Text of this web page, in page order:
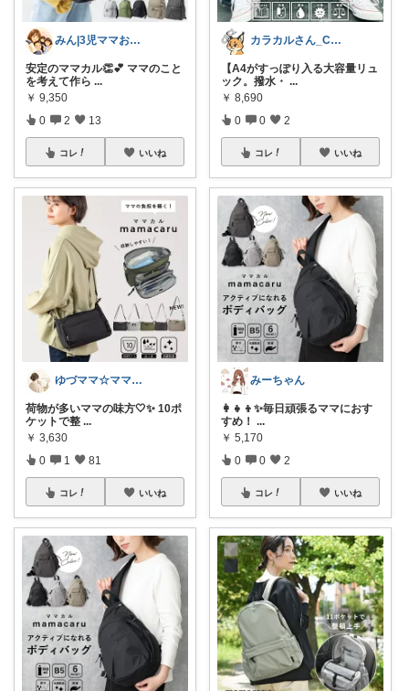
みん|3児ママおすすめ楽家事育児グッズ＊
安定のママカル👏💕 ママのこと
を考えて作ら ...
￥ 9,350
0 2 13
コレ いいね
ゆづママ☆ママおすすめアイテム✩.*˚
荷物が多いママの味方🤍✨ 10ポ
ケットで整 ...
￥ 3,630
0 1 81
コレ いいね
カラカルさん_CRCL😺朝コレ4時
【A4がすっぽり入る大容量リュ
ック。撥水・ ...
￥ 8,690
0 0 2
コレ いいね
みーちゃん
👩‍👧‍👦✨毎日頑張るママにおす
すめ！ ...
￥ 5,170
0 0 2
コレ いいね